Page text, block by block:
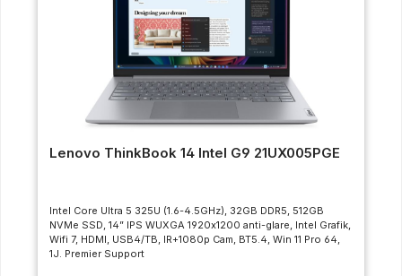
Lenovo ThinkBook 14 Intel G9 21UX005PGE
Intel Core Ultra 5 325U (1.6-4.5GHz), 32GB DDR5, 512GB
NVMe SSD, 14” IPS WUXGA 1920x1200 anti-glare, Intel Grafik,
Wifi 7, HDMI, USB4/TB, IR+1080p Cam, BT5.4, Win 11 Pro 64,
1J. Premier Support